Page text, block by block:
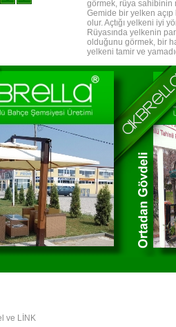
görmek, rüya sahibinin
Gemide bir yelken
olur. Açtığı yelkeni iyi
Rüyasında yelkenin
olduğunu görmek, bir
yelkeni tamir ve
ve LİNK